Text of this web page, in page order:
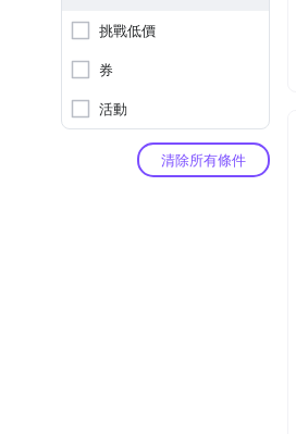
挑戰低價
券
活動
清除所有條件